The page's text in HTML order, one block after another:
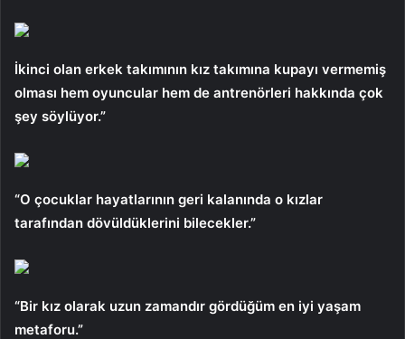
İkinci olan erkek takımının kız takımına kupayı vermemiş
olması hem oyuncular hem de antrenörleri hakkında çok
şey söylüyor.”
“O çocuklar hayatlarının geri kalanında o kızlar
tarafından dövüldüklerini bilecekler.”
“Bir kız olarak uzun zamandır gördüğüm en iyi yaşam
metaforu.”